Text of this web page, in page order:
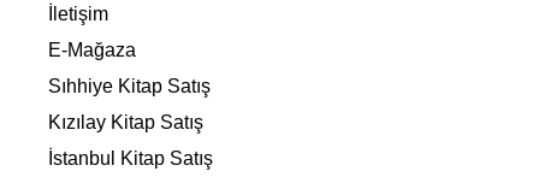
İletişim
E-Mağaza
Sıhhiye Kitap Satış
Kızılay Kitap Satış
İstanbul Kitap Satış